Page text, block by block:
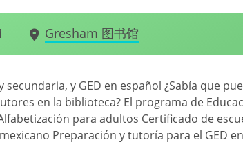
Gresham 图书馆
y GED en español ¿Sabía que
en la biblioteca? El programa de
para adultos Certificado de
Preparación y tutoría para el GED en